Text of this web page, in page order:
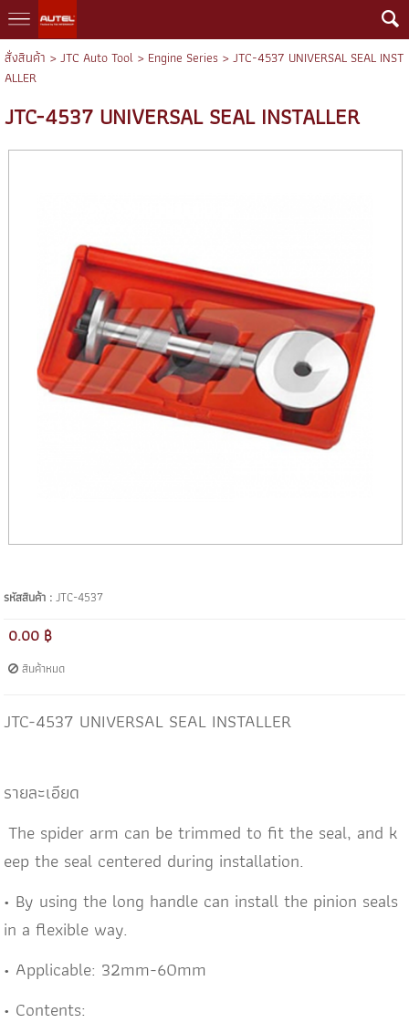
สั่งสินค้า >JTC Auto Tool > Engine Series > JTC-4537 UNIVERSAL SEAL INST
ALLER
JTC-4537 UNIVERSAL SEAL INSTALLER
รหัสสินค้า :JTC-4537
0.00 ฿
สินค้าหมด
JTC-4537 UNIVERSAL SEAL INSTALLER
รายละเอียด
The spider arm can be trimmed to fit the seal, and k
eep the seal centered during installation.
• By using the long handle can install the pinion seals
in a flexible way.
• Applicable: 32mm-60mm
• Contents: